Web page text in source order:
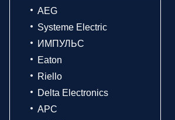
AEG
Systeme Electric
ИМПУЛЬС
Eaton
Riello
Delta Electronics
APC